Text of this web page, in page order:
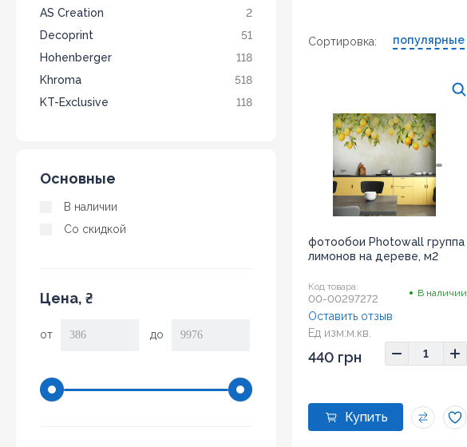
AS Creation
2
Decoprint
51
Hohenberger
118
Khroma
518
KT-Exclusive
118
Основные
В наличии
Со скидкой
Цена, ₴
от до
Сортировка: популярные
фотообои Photowall группа
лимонов на дереве, м2
Код товара:
00-00297272 В наличии
Ед изм:м.кв.
Оставить отзыв
440 грн